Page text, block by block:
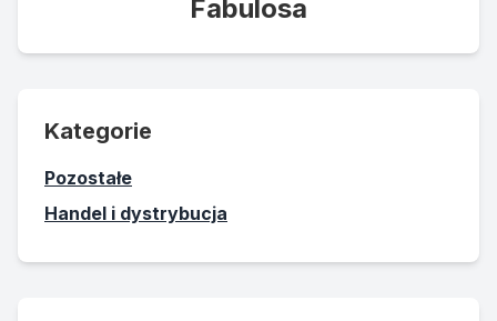
Fabulosa
Kategorie
Pozostałe
Handel i dystrybucja